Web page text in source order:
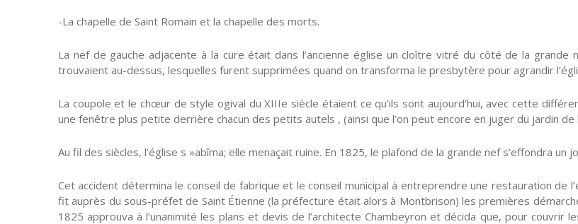
-La chapelle de Saint Romain et la chapelle des morts.
La nef de gauche adjacente à la cure était dans l’ancienne église un cloître vitré du côté de la
trouvaient au-dessus, lesquelles furent supprimées quand on transforma le presbytère pour agrandir
La coupole et le chœur de style ogival du XIIIe siècle étaient ce qu’ils sont aujourd’hui, avec cette
une fenêtre plus petite derrière chacun des petits autels , (ainsi que l’on peut encore en juger du jardin de
Au fil des siècles, l’église s »abîma; elle menaçait ruine. En 1825, le plafond de la grande nef s’effondra un
Cet accident détermina le conseil de fabrique et le conseil municipal à entreprendre une restauration de
fit auprès du sous-préfet de Saint Étienne (la préfecture était alors à Montbrison) les premières
1825 approuva à l’unanimité les plans et devis de l’architecte Chambeyron et décida que, pour